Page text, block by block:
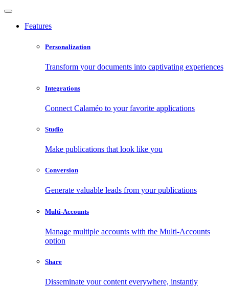
Features
Personalization
Transform your documents into captivating experiences
Integrations
Connect Calaméo to your favorite applications
Studio
Make publications that look like you
Conversion
Generate valuable leads from your publications
Multi-Accounts
Manage multiple accounts with the Multi-Accounts
option
Share
Disseminate your content everywhere, instantly